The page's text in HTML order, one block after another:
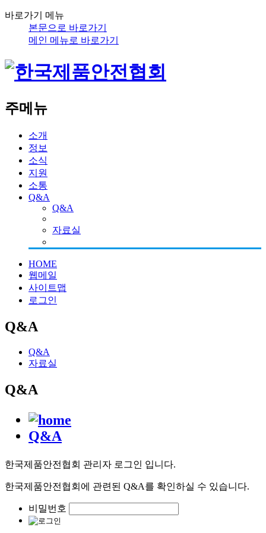
바로가기 메뉴
본문으로 바로가기
메인 메뉴로 바로가기
주메뉴
소개
정보
소식
지원
소통
Q&A
Q&A
자료실
HOME
웹메일
사이트맵
로그인
Q&A
Q&A
자료실
Q&A
Q&A
한국제품안전협회 관리자 로그인 입니다.
한국제품안전협회에 관련된 Q&A를 확인하실 수 있습니다.
비밀번호